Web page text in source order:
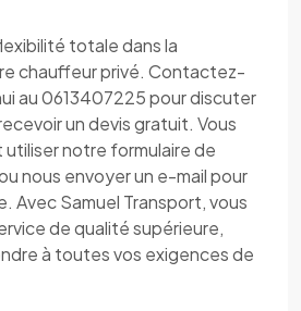
totale dans la
chauffeur privé. Contactez-
au 0613407225 pour discuter
un devis gratuit. Vous
notre formulaire de
nous envoyer un e-mail pour
Avec Samuel Transport, vous
de qualité supérieure,
à toutes vos exigences de